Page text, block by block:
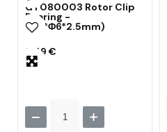
GT080003 Rotor Clip
Bearing -
(Φ3*Φ6*2.5mm)
8,49 €